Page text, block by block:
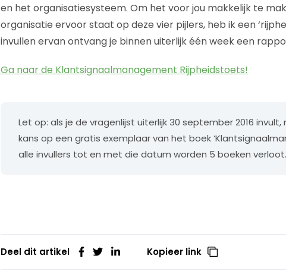
en het organisatiesysteem. Om het voor jou makkelijk te
organisatie ervoor staat op deze vier pijlers, heb ik een
invullen ervan ontvang je binnen uiterlijk één week een
Ga naar de Klantsignaalmanagement Rijpheidstoets!
Let op: als je de vragenlijst uiterlijk 30 september 2016
kans op een gratis exemplaar van het boek
alle invullers tot en met die datum worden 5 boeken verloot.
Deel dit artikel Kopieer link